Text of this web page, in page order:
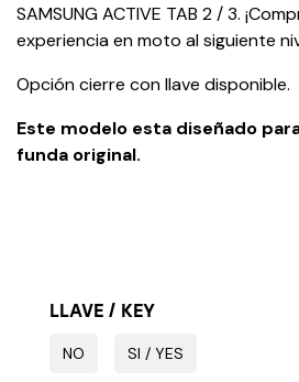
SAMSUNG ACTIVE TAB 2 / 3.
experiencia en moto al siguiente
Opción cierre con llave disponible.
Este modelo esta diseñado
funda original.
LLAVE / KEY
NO SI / YES